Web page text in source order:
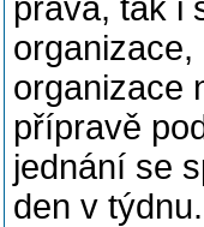
práva, tak i
organizace
přípravě
jednání se
den v týdnu.